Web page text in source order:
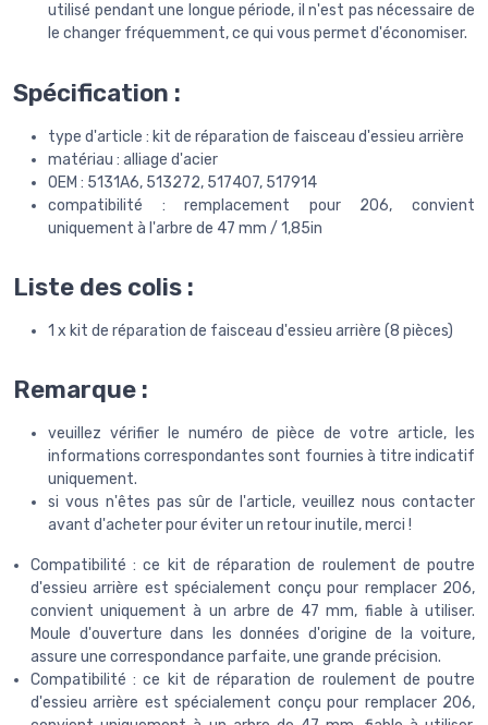
utilisé pendant une longue période, il n'est pas nécessaire de
le changer fréquemment, ce qui vous permet d'économiser.
Spécification :
type d'article : kit de réparation de faisceau d'essieu arrière
matériau : alliage d'acier
OEM : 5131A6, 513272, 517407, 517914
compatibilité : remplacement pour 206, convient
uniquement à l'arbre de 47 mm / 1,85in
Liste des colis :
1 x kit de réparation de faisceau d'essieu arrière (8 pièces)
Remarque :
veuillez vérifier le numéro de pièce de votre article, les
informations correspondantes sont fournies à titre indicatif
uniquement.
si vous n'êtes pas sûr de l'article, veuillez nous contacter
avant d'acheter pour éviter un retour inutile, merci !
Compatibilité : ce kit de réparation de roulement de poutre
d'essieu arrière est spécialement conçu pour remplacer 206,
convient uniquement à un arbre de 47 mm, fiable à utiliser.
Moule d'ouverture dans les données d'origine de la voiture,
assure une correspondance parfaite, une grande précision.
Compatibilité : ce kit de réparation de roulement de poutre
d'essieu arrière est spécialement conçu pour remplacer 206,